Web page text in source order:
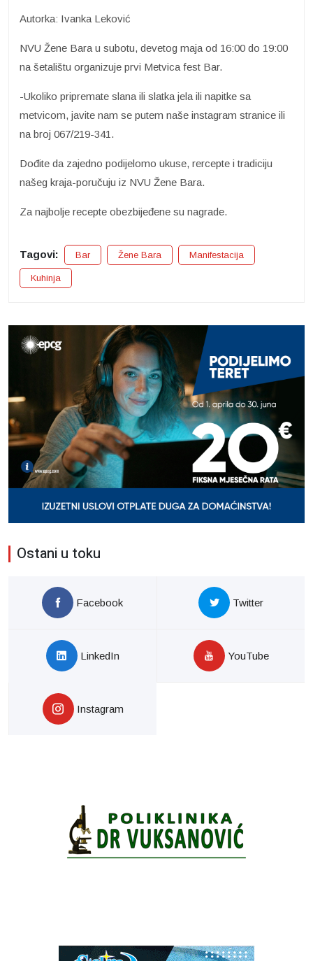
Autorka: Ivanka Leković
NVU Žene Bara u subotu, devetog maja od 16:00 do 19:00
na šetalištu organizuje prvi Metvica fest Bar.
-Ukoliko pripremate slana ili slatka jela ili napitke sa
metvicom, javite nam se putem naše instagram stranice ili
na broj 067/219-341.
Dođite da zajedno podijelomo ukuse, rercepte i tradiciju
našeg kraja-poručuju iz NVU Žene Bara.
Za najbolje recepte obezbijeđene su nagrade.
Tagovi: Bar Žene Bara Manifestacija
Kuhinja
Ostani u toku
Facebook Twitter
LinkedIn YouTube
Instagram